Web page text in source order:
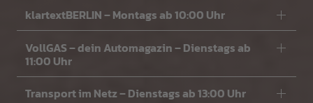
klartextBERLIN – Montags ab 10:00 Uhr
VollGAS – dein Automagazin – Dienstags ab
11:00 Uhr
Transport im Netz – Dienstags ab 13:00 Uhr